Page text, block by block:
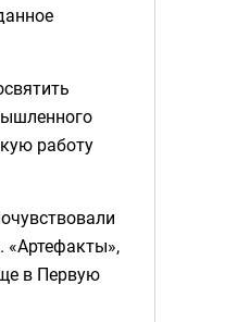
работу
«Артефакты»,
в Первую